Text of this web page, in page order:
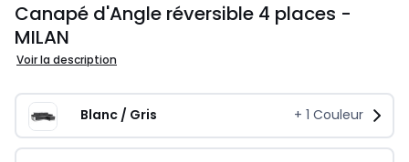
Canapé d'Angle réversible 4 places -
MILAN
Voir la description
Blanc / Gris + 1 Couleur